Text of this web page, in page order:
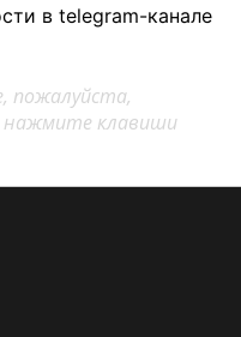
в telegram-канале
пожалуйста,
нажмите клавиши